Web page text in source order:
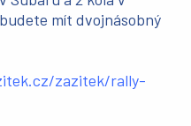
mít dvojnásobný
zazitek/rally-